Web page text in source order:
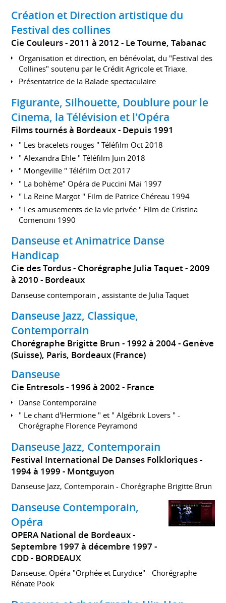
Création et Direction artistique du
Festival des collines
Cie Couleurs 2011 à 2012 Le Tourne, Tabanac
Organisation et direction, en bénévolat, du "Festival des
Collines" soutenu par le Crédit Agricole et Triaxe.
Présentatrice de la Balade spectaculaire
Figurante, Silhouette, Doublure pour le
Cinema, la Télévision et l'Opéra
Films tournés à Bordeaux Depuis 1991
" Les bracelets rouges " Téléfilm Oct 2018
" Alexandra Ehle " Téléfilm Juin 2018
" Mongeville " Téléfilm Oct 2017
" La bohème" Opéra de Puccini Mai 1997
" La Reine Margot " Film de Patrice Chéreau 1994
" Les amusements de la vie privée " Film de Cristina
Comencini 1990
Danseuse et Animatrice Danse
Handicap
Cie des Tordus - Chorégraphe Julia Taquet
2009
à 2010 Bordeaux
Danseuse contemporain , assistante de Julia Taquet
Danseuse Jazz, Classique,
Contemporrain
Chorégraphe Brigitte Brun 1992 à 2004 Genève
(Suisse), Paris, Bordeaux (France)
Danseuse
Cie Entresols 1996 à 2002 France
Danse Contemporaine
" Le chant d'Hermione " et " Algébrik Lovers " -
Chorégraphe Florence Peyramond
Danseuse Jazz, Contemporain
Festival International De Danses Folkloriques
1994 à 1999 Montguyon
Danseuse Jazz, Contemporain - Chorégraphe Brigitte Brun
Danseuse Contemporain,
Opéra
OPERA National de Bordeaux
Septembre 1997 à décembre 1997
CDD
BORDEAUX
Danseuse. Opéra "Orphée et Eurydice" - Chorégraphe
Rénate Pook